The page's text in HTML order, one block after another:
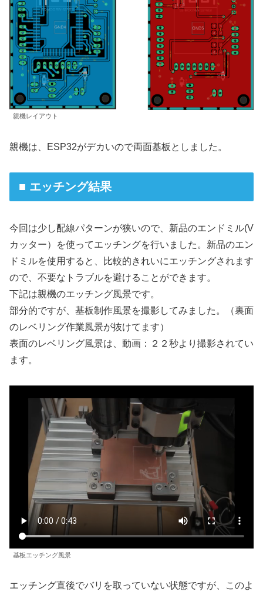
親機レイアウト
親機は、ESP32がデカいので両面基板としました。
■ エッチング結果
今回は少し配線パターンが狭いので、新品のエンドミル(V
カッター）を使ってエッチングを行いました。新品のエン
ドミルを使用すると、比較的きれいにエッチングされます
ので、不要なトラブルを避けることができます。
下記は親機のエッチング風景です。
部分的ですが、基板制作風景を撮影してみました。（裏面
のレベリング作業風景が抜けてます）
表面のレベリング風景は、動画：２２秒より撮影されてい
ます。
基板エッチング風景
エッチング直後でバリを取っていない状態ですが、このよ